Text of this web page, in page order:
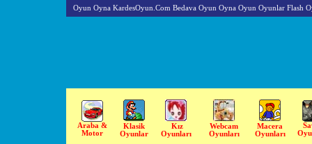
Oyun Oyna KardesOyun.Com Bedava Oyun Oyna Oyun Oyunlar Flash
Araba &
Motor
Klasik
Oyunlar
Kız
Oyunları
Webcam
Oyunları
Macera
Oyunları